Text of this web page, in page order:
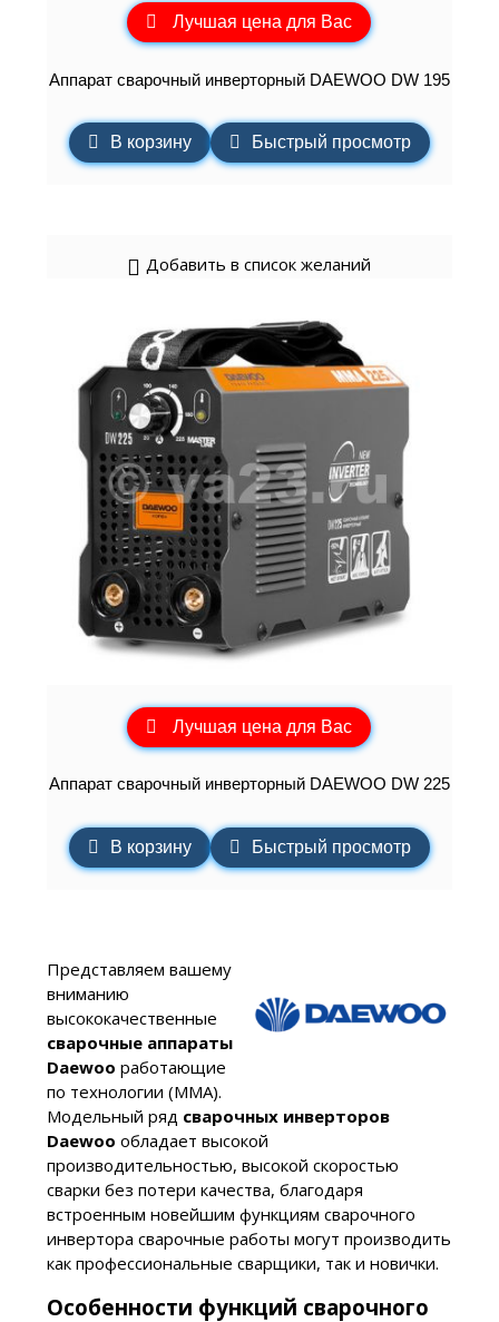
Лучшая цена для Вас
Аппарат сварочный инверторный DAEWOO DW 195
В корзину Быстрый просмотр
Добавить в список желаний
Лучшая цена для Вас
Аппарат сварочный инверторный DAEWOO DW 225
В корзину Быстрый просмотр
Представляем вашему
вниманию
высококачественные
сварочные аппараты
Daewoo работающие
по технологии (ММА).
Модельный ряд сварочных инверторов
Daewoo обладает высокой
производительностью, высокой скоростью
сварки без потери качества, благодаря
встроенным новейшим функциям сварочного
инвертора сварочные работы могут производить
как профессиональные сварщики, так и новички.
Особенности функций сварочного